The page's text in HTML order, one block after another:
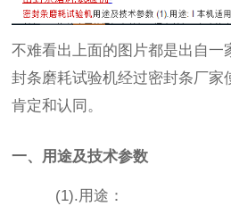
不难看出上面的图片都是出自一
封条磨耗试验机经过密封条厂家
肯定和认同。
一、用途及技术参数
(1).用途：